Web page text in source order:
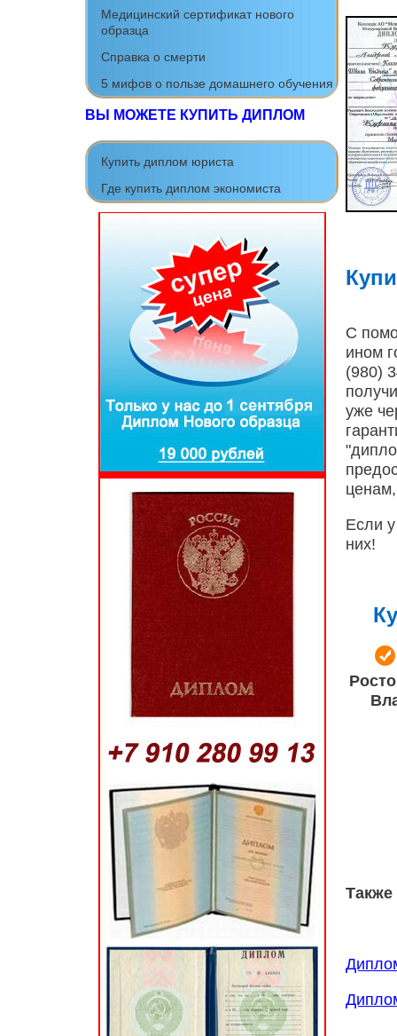
С
ином
(980)
уже
Если
них!
Медицинский сертификат нового
образца
Справка о смерти
5 мифов о пользе домашнего обучения
ВЫ МОЖЕТЕ КУПИТЬ ДИПЛОМ
Купить диплом юриста
Где купить диплом экономиста